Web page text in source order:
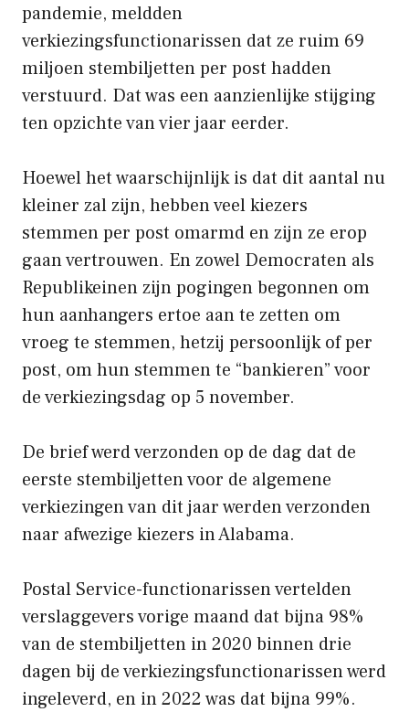
pandemie, meldden
verkiezingsfunctionarissen dat ze ruim 69
miljoen stembiljetten per post hadden
verstuurd. Dat was een aanzienlijke stijging
ten opzichte van vier jaar eerder.
Hoewel het waarschijnlijk is dat dit aantal nu
kleiner zal zijn, hebben veel kiezers
stemmen per post omarmd en zijn ze erop
gaan vertrouwen. En zowel Democraten als
Republikeinen zijn pogingen begonnen om
hun aanhangers ertoe aan te zetten om
vroeg te stemmen, hetzij persoonlijk of per
post, om hun stemmen te “bankieren” voor
de verkiezingsdag op 5 november.
De brief werd verzonden op de dag dat de
eerste stembiljetten voor de algemene
verkiezingen van dit jaar werden verzonden
naar afwezige kiezers in Alabama.
Postal Service-functionarissen vertelden
verslaggevers vorige maand dat bijna 98%
van de stembiljetten in 2020 binnen drie
dagen bij de verkiezingsfunctionarissen werd
ingeleverd, en in 2022 was dat bijna 99%.